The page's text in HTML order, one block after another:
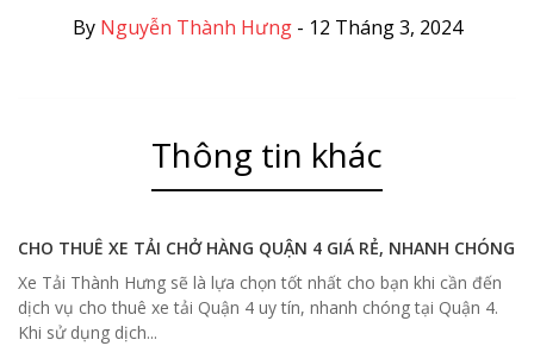
By Nguyễn Thành Hưng- 12 Tháng 3, 2024
Thông tin khác
CHO THUÊ XE TẢI CHỞ HÀNG QUẬN 4 GIÁ RẺ, NHANH CHÓNG
Xe Tải Thành Hưng sẽ là lựa chọn tốt nhất cho bạn khi cần đến
dịch vụ cho thuê xe tải Quận 4 uy tín, nhanh chóng tại Quận 4.
Khi sử dụng dịch...